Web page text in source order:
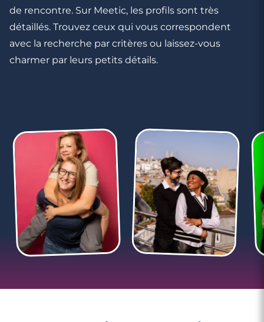
3 minutes
Escapades amoureuses : laquelle
Lire l'article
de rencontre. Sur Meetic, les profils sont très
détaillés. Trouvez ceux qui vous correspondent
avec la recherche par critères ou laissez-vous
charmer par leurs petits détails.